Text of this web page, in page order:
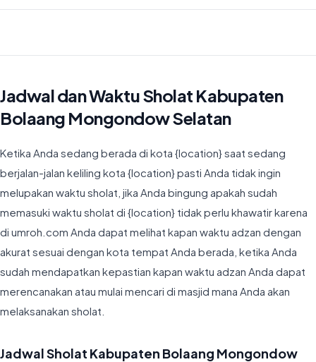
Jadwal dan Waktu Sholat Kabupaten
Bolaang Mongondow Selatan
Ketika Anda sedang berada di kota {location} saat sedang
berjalan-jalan keliling kota {location} pasti Anda tidak ingin
melupakan waktu sholat, jika Anda bingung apakah sudah
memasuki waktu sholat di {location} tidak perlu khawatir karena
di umroh.com Anda dapat melihat kapan waktu adzan dengan
akurat sesuai dengan kota tempat Anda berada, ketika Anda
sudah mendapatkan kepastian kapan waktu adzan Anda dapat
merencanakan atau mulai mencari di masjid mana Anda akan
melaksanakan sholat.
Jadwal Sholat Kabupaten Bolaang Mongondow